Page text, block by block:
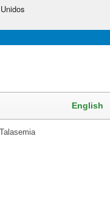
English
Talasemia